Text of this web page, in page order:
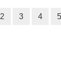
2 3 4